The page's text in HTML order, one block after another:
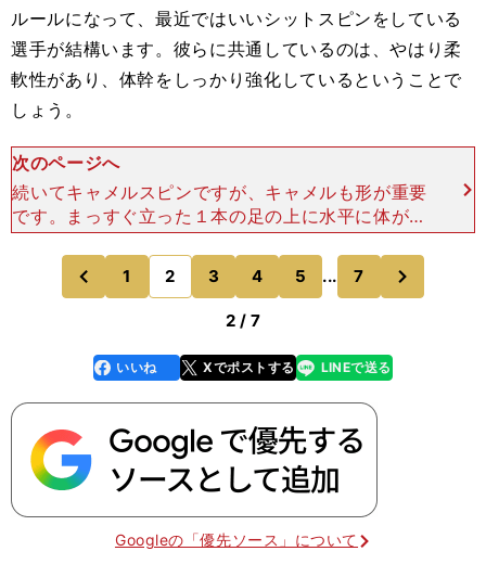
ルールになって、最近ではいいシットスピンをしている
選手が結構います。彼らに共通しているのは、やはり柔
軟性があり、体幹をしっかり強化しているということで
しょう。
次のページへ
続いてキャメルスピンですが、キャメルも形が重要
です。まっすぐ立った１本の足の上に水平に体があ
る。その「Ｔ」の字が基本の形です。重要なのは、
頭の高さと足の高さが一緒であれば、まずバランス
は取れるというこ
前
のページへ
1 2 3 4 5 ... 7
2 / 7
faceboo
k
いいね Xでポストする
line LINEで送る
Googleの「優先ソース」について